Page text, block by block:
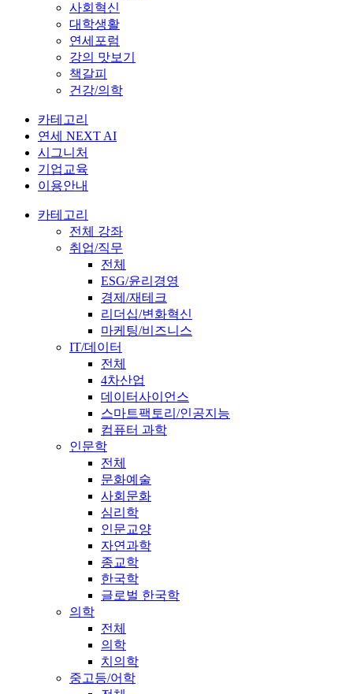
사회혁신
대학생활
연세포럼
강의 맛보기
책갈피
건강/의학
카테고리
연세 NEXT AI
시그니처
기업교육
이용안내
카테고리
전체 강좌
취업/직무
전체
ESG/윤리경영
경제/재테크
리더십/변화혁신
마케팅/비즈니스
IT/데이터
전체
4차산업
데이터사이언스
스마트팩토리/인공지능
컴퓨터 과학
인문학
전체
문화예술
사회문화
심리학
인문교양
자연과학
종교학
한국학
글로벌 한국학
의학
전체
의학
치의학
중고등/어학